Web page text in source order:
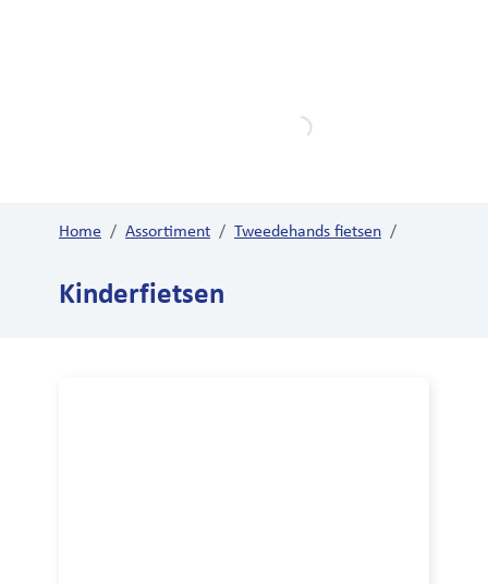
Home / Assortiment / Tweedehands fietsen /
Fietsen/Kinderfietsen
Kinderfietsen